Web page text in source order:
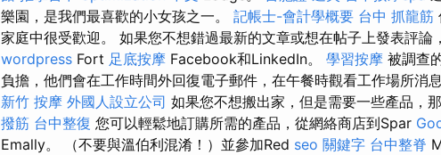
樂園，是我們最喜歡的小女孩之一。 記帳士-會計學概要 台中 抓龍筋
家庭中很受歡迎。 如果您不想錯過最新的文章或想在帖子上發表評論
wordpress Fort 足底按摩 Facebook和LinkedIn。 學習按摩 被調查
負擔，他們會在工作時間外回復電子郵件，在午餐時觀看工作場所消
新竹 按摩 外國人設立公司 如果您不想搬出家，但是需要一些產品，
撥筋 台中整復 您可以輕鬆地訂購所需的產品，從網絡商店到Spar
Emally。 （不要與溫伯利混淆！）並參加Red seo 關鍵字 台中整脊